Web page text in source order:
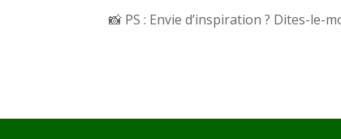
📸 PS : Envie d’inspiration ? Dites-le-